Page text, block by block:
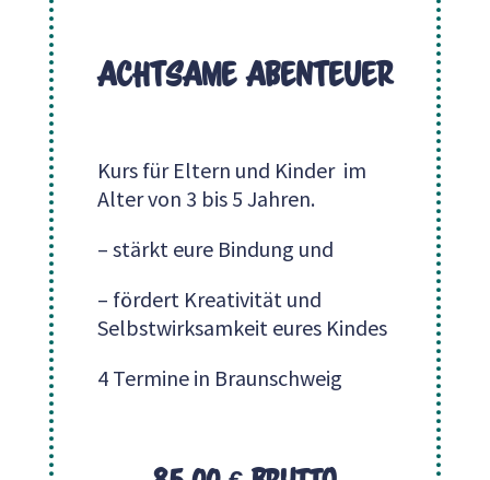
achtsame abenteuer
Kurs für Eltern und Kinder im
Alter von 3 bis 5 Jahren.
– stärkt eure Bindung und
– fördert Kreativität und
Selbstwirksamkeit eures Kindes
4 Termine in Braunschweig